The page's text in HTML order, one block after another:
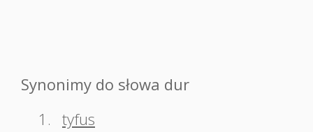
Synonimy do słowa dur
1. tyfus